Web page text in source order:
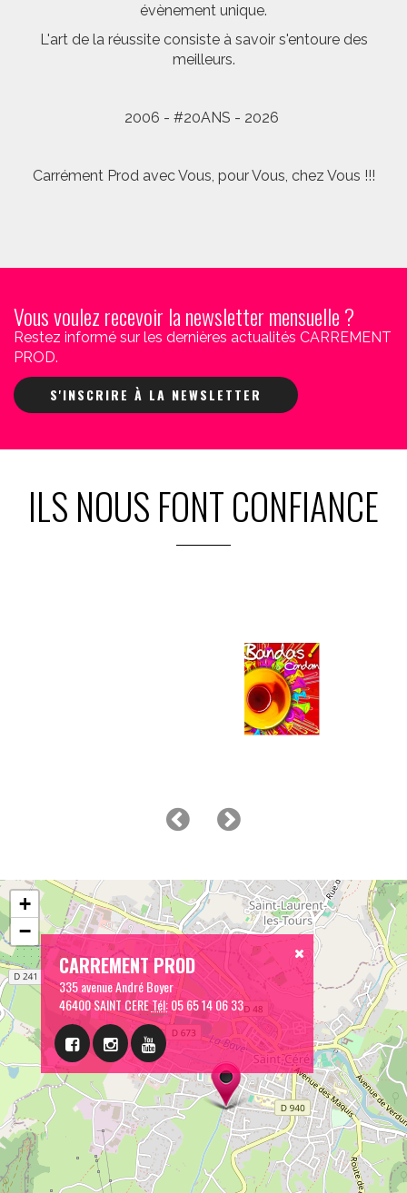
évènement unique.
L'art de la réussite consiste à savoir s'entoure des
meilleurs.
2006 - #20ANS - 2026
Carrément Prod avec Vous, pour Vous, chez Vous !!!
Vous voulez recevoir la newsletter mensuelle ?
Restez informé sur les dernières actualités CARREMENT
PROD.
S'INSCRIRE À LA NEWSLETTER
ILS NOUS FONT CONFIANCE
CARREMENT PROD
335 avenue André Boyer
46400 SAINT CERETél:05 65 14 06 33
+
−